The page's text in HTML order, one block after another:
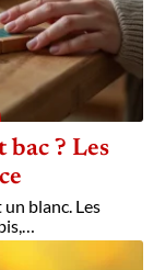
bac ? Les
blanc. Les
…